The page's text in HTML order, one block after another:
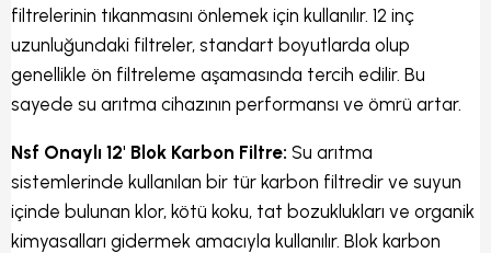
filtrelerinin tıkanmasını önlemek için kullanılır. 12 inç
uzunluğundaki filtreler, standart boyutlarda olup
genellikle ön filtreleme aşamasında tercih edilir. Bu
sayede su arıtma cihazının performansı ve ömrü artar.
Nsf Onaylı 12' Blok Karbon Filtre: Su arıtma
sistemlerinde kullanılan bir tür karbon filtredir ve suyun
içinde bulunan klor, kötü koku, tat bozuklukları ve organik
kimyasalları gidermek amacıyla kullanılır. Blok karbon